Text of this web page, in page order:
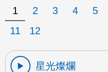
1 2 3 4 5
11
12
星光燦爛